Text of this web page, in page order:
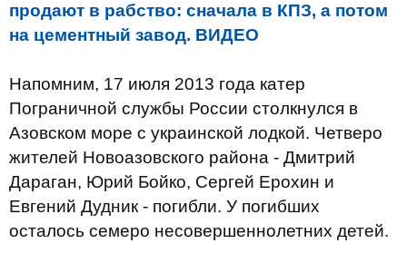
продают в рабство: сначала в КПЗ, а потом
на цементный завод. ВИДЕО
Напомним, 17 июля 2013 года катер
Пограничной службы России столкнулся в
Азовском море с украинской лодкой. Четверо
жителей Новоазовского района - Дмитрий
Дараган, Юрий Бойко, Сергей Ерохин и
Евгений Дудник - погибли. У погибших
осталось семеро несовершеннолетних детей.